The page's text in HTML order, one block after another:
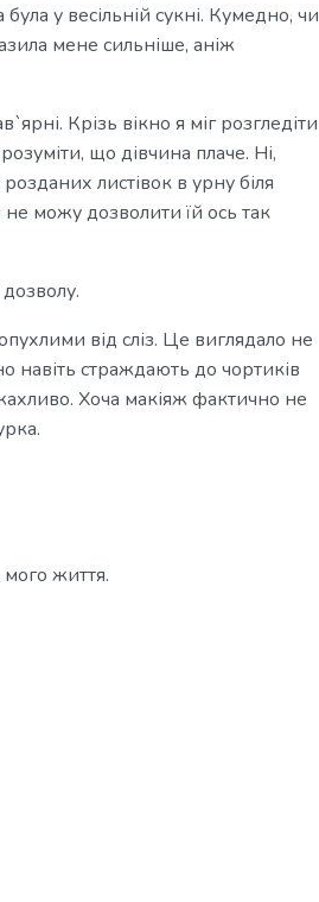
у весільній сукні. Кумедно, чи
мене сильніше, аніж
Крізь вікно я міг розгледіти
що дівчина плаче. Ні,
листівок в урну біля
не можу дозволити їй ось так
від сліз. Це виглядало не
навіть страждають до чортиків
Хоча макіяж фактично не
життя.